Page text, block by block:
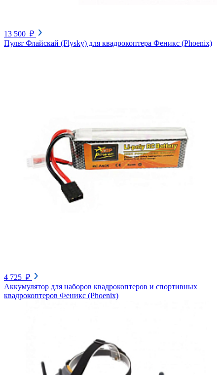
13 500 ₽
Пульт Флайскай (Flysky) для квадрокоптера Феникс (Phoenix)
4 725 ₽
Аккумулятор для наборов квадрокоптеров и спортивных
квадрокоптеров Феникс (Phoenix)